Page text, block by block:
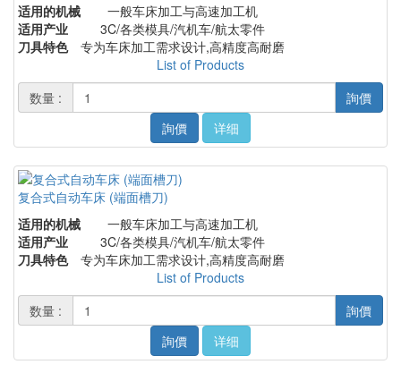
适用的机械
一般车床加工与高速加工机
适用产业
3C/各类模具/汽机车/航太零件
刀具特色
专为车床加工需求设计,高精度高耐磨
List of Products
数量 :
詢價
詢價
详细
复合式自动车床 (端面槽刀)
适用的机械
一般车床加工与高速加工机
适用产业
3C/各类模具/汽机车/航太零件
刀具特色
专为车床加工需求设计,高精度高耐磨
List of Products
数量 :
詢價
詢價
详细